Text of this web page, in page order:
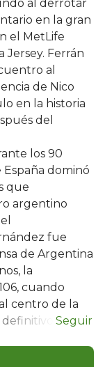
al derrotar
en la gran
el MetLife
Ferrán
al
de Nico
en la historia
del
los 90
dominó
que
argentino
fue
de Argentina
la
cuando
centro de la